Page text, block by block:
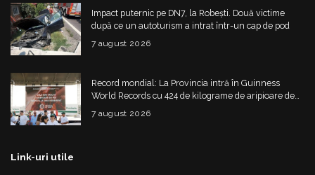
Impact puternic pe DN7, la Robești. Două victime
după ce un autoturism a intrat într-un cap de pod
7 august 2026
Record mondial: La Provincia intră în Guinness
World Records cu 424 de kilograme de aripioare de
pui servite la un eveniment
7 august 2026
Link-uri utile